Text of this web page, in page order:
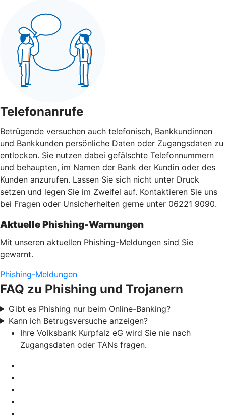
Telefonanrufe
Betrügende versuchen auch telefonisch, Bankkundinnen
und Bankkunden persönliche Daten oder Zugangsdaten zu
entlocken. Sie nutzen dabei gefälschte Telefonnummern
und behaupten, im Namen der Bank der Kundin oder des
Kunden anzurufen. Lassen Sie sich nicht unter Druck
setzen und legen Sie im Zweifel auf. Kontaktieren Sie uns
bei Fragen oder Unsicherheiten gerne unter 06221 9090.
Aktuelle Phishing-Warnungen
Mit unseren aktuellen Phishing-Meldungen sind Sie
gewarnt.
Phishing-Meldungen
FAQ zu Phishing und Trojanern
Gibt es Phishing nur beim Online-Banking?
Kann ich Betrugsversuche anzeigen?
Ihre Volksbank Kurpfalz eG wird Sie nie nach
Zugangsdaten oder TANs fragen.